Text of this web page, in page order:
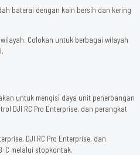
baterai dengan kain bersih dan kering
Colokan untuk berbagai wilayah
untuk mengisi daya unit penerbangan
DJI RC Pro Enterprise, dan perangkat
DJI RC Pro Enterprise, dan
C melalui stopkontak.